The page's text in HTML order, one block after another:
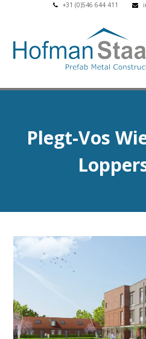
+31 (0)546 644 411
Plegt-Vos